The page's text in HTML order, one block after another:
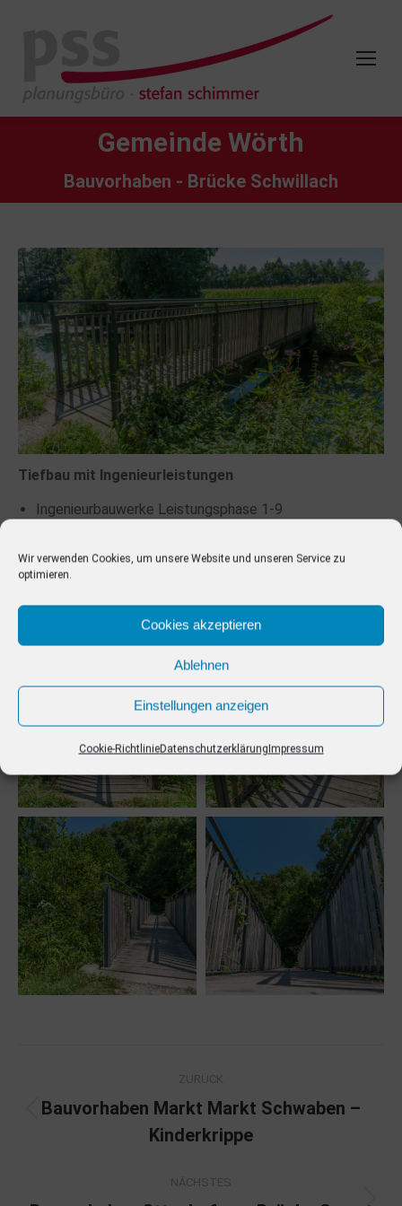
Wir verwenden Cookies, um unsere Website und unseren Service zu
optimieren.
Cookies akzeptieren
Ablehnen
Einstellungen anzeigen
Cookie-RichtlinieDatenschutzerklärungImpressum
Gemeinde Wörth
Bauvorhaben - Brücke Schwillach
Tiefbau mit Ingenieurleistungen
Ingenieurbauwerke Leistungsphase 1-9
Ingenieurleistungen – Tragwerksplanung
Leistungsphase 1-6
navigation
ZURÜCK
Previous
project:
Bauvorhaben Markt Markt Schwaben –
Kinderkrippe
NÄCHSTES